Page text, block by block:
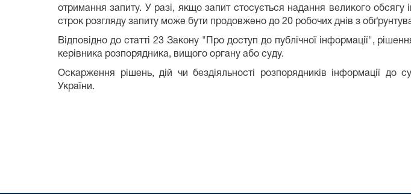
отримання запиту. У разі, якщо запит стосується надання великого обсягу
строк розгляду запиту може бути продовжено до 20 робочих днів з
Відповідно до статті 23 Закону "Про доступ до публічної інформації",
керівника розпорядника, вищого органу або суду.
Оскарження рішень, дій чи бездіяльності розпорядників інформації до
України.